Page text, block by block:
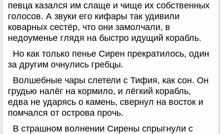
певца казался им слаще и чище их собственных
голосов. А звуки его кифары так удивили
коварных сестёр, что они замолчали, в
недоуменье глядя на быстро идущий корабль.
Но как только пенье Сирен прекратилось, один
за другим очнулись гребцы.
Волшебные чары слетели с Тифия, как сон. Он
грудью налёг на кормило, и лёгкий корабль,
едва не ударясь о камень, свернул на восток и
помчался от острова прочь.
В страшном волнении Сирены спрыгнули с